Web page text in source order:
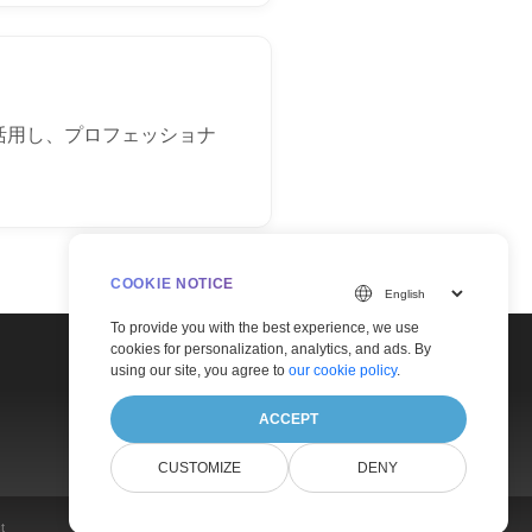
し、プロフェッショナ
COOKIE NOTICE
To provide you with the best experience, we use
cookies for personalization, analytics, and ads. By
using our site, you agree to our cookie policy.
ACCEPT
CUSTOMIZE DENY